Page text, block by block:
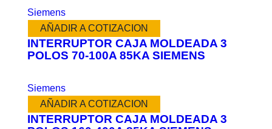
Siemens
AÑADIR A COTIZACION
INTERRUPTOR CAJA MOLDEADA 3
POLOS 70-100A 85KA SIEMENS
Siemens
AÑADIR A COTIZACION
INTERRUPTOR CAJA MOLDEADA 3